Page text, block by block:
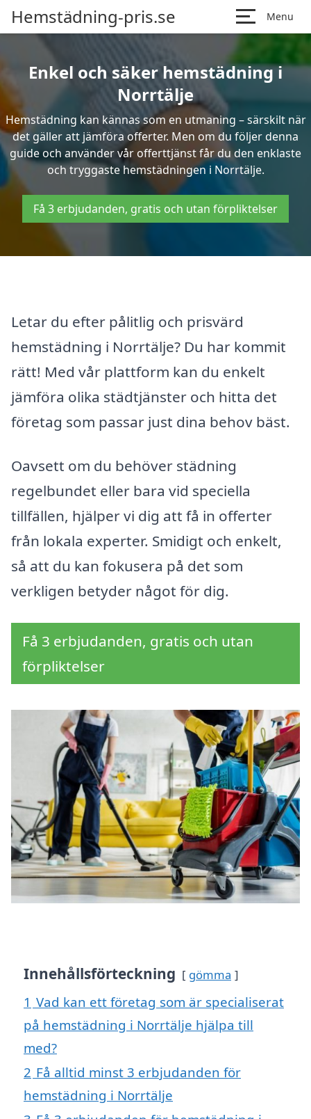
Hemstädning-pris.se Menu
Enkel och säker hemstädning i
Norrtälje
Hemstädning kan kännas som en utmaning – särskilt när
det gäller att jämföra offerter. Men om du följer denna
guide och använder vår offerttjänst får du den enklaste
och tryggaste hemstädningen i Norrtälje.
Få 3 erbjudanden, gratis och utan förpliktelser
Letar du efter pålitlig och prisvärd
hemstädning i Norrtälje? Du har kommit
rätt! Med vår plattform kan du enkelt
jämföra olika städtjänster och hitta det
företag som passar just dina behov bäst.
Oavsett om du behöver städning
regelbundet eller bara vid speciella
tillfällen, hjälper vi dig att få in offerter
från lokala experter. Smidigt och enkelt,
så att du kan fokusera på det som
verkligen betyder något för dig.
Få 3 erbjudanden, gratis och utan
förpliktelser
Innehållsförteckning gömma
1 Vad kan ett företag som är specialiserat
på hemstädning i Norrtälje hjälpa till
med?
2 Få alltid minst 3 erbjudanden för
hemstädning i Norrtälje